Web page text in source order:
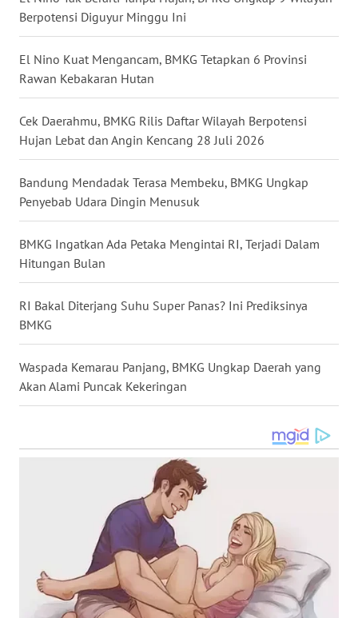
Berpotensi Diguyur Minggu Ini
El Nino Kuat Mengancam, BMKG Tetapkan 6 Provinsi
Rawan Kebakaran Hutan
Cek Daerahmu, BMKG Rilis Daftar Wilayah Berpotensi
Hujan Lebat dan Angin Kencang 28 Juli 2026
Bandung Mendadak Terasa Membeku, BMKG Ungkap
Penyebab Udara Dingin Menusuk
BMKG Ingatkan Ada Petaka Mengintai RI, Terjadi Dalam
Hitungan Bulan
RI Bakal Diterjang Suhu Super Panas? Ini Prediksinya
BMKG
Waspada Kemarau Panjang, BMKG Ungkap Daerah yang
Akan Alami Puncak Kekeringan
WN
WN
MALUT
WN
DAIRI
WN
DANAU
TOBA
WN
KARO
WN